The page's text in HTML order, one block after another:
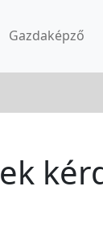
Gazdaképző